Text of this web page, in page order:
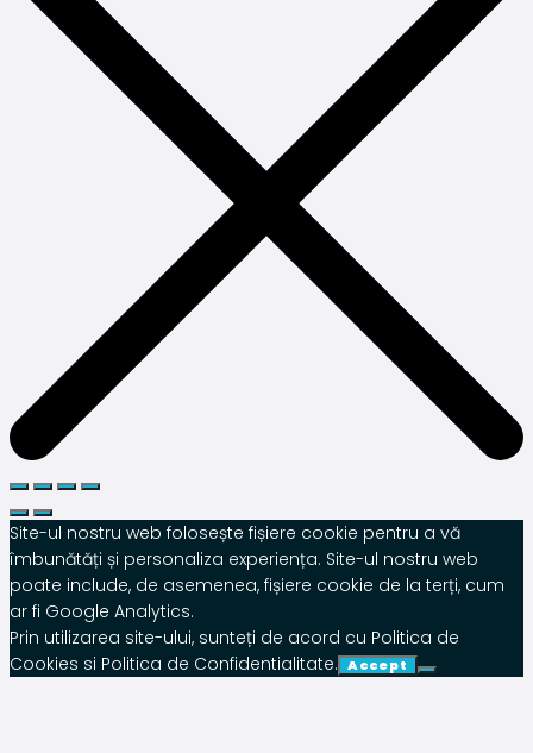
Site-ul nostru web folosește fișiere cookie pentru a vă
îmbunătăți și personaliza experiența. Site-ul nostru web
poate include, de asemenea, fișiere cookie de la terți, cum
ar fi Google Analytics.
Prin utilizarea site-ului, sunteți de acord cu Politica de
Cookies si Politica de Confidentialitate. Accept